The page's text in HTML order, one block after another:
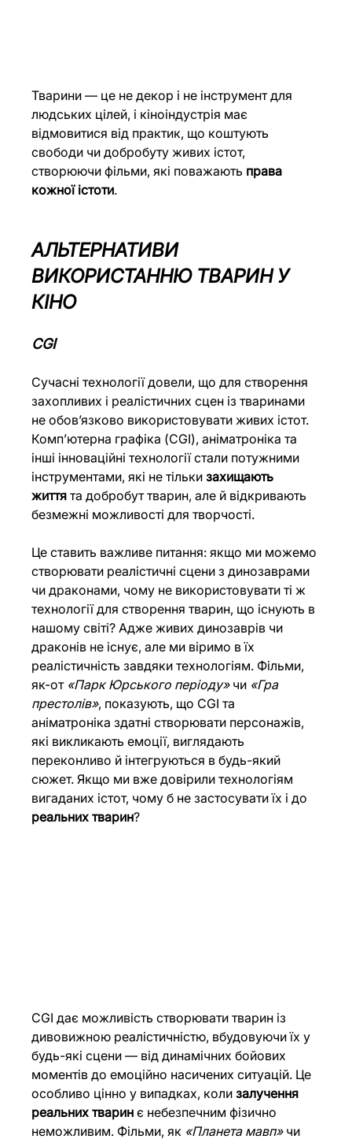
Тварини — це не декор і не інструмент для
людських цілей, і кіноіндустрія має
відмовитися від практик, що коштують
свободи чи добробуту живих істот,
створюючи фільми, які поважають права
кожної істоти.
АЛЬТЕРНАТИВИ
ВИКОРИСТАННЮ ТВАРИН У
КІНО
CGI
Сучасні технології довели, що для створення
захопливих і реалістичних сцен із тваринами
не обов’язково використовувати живих істот.
Комп’ютерна графіка (CGI), аніматроніка та
інші інноваційні технології стали потужними
інструментами, які не тільки захищають
життя та добробут тварин, але й відкривають
безмежні можливості для творчості.
Це ставить важливе питання: якщо ми можемо
створювати реалістичні сцени з динозаврами
чи драконами, чому не використовувати ті ж
технології для створення тварин, що існують в
нашому світі? Адже живих динозаврів чи
драконів не існує, але ми віримо в їх
реалістичність завдяки технологіям. Фільми,
як-от «Парк Юрського періоду» чи «Гра
престолів», показують, що CGI та
аніматроніка здатні створювати персонажів,
які викликають емоції, виглядають
переконливо й інтегруються в будь-який
сюжет. Якщо ми вже довірили технологіям
вигаданих істот, чому б не застосувати їх і до
реальних тварин?
CGI дає можливість створювати тварин із
дивовижною реалістичністю, вбудовуючи їх у
будь-які сцени — від динамічних бойових
моментів до емоційно насичених ситуацій. Це
особливо цінно у випадках, коли залучення
реальних тварин є небезпечним фізично
неможливим. Фільми, як «Планета мавп» чи